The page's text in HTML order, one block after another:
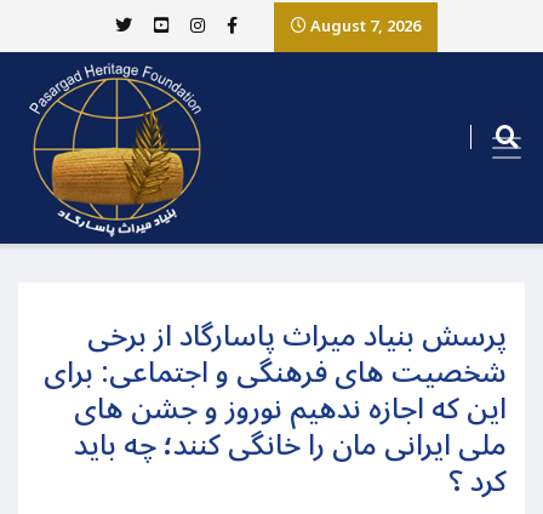
August 7, 2026
پرسش بنیاد میراث پاسارگاد از برخی
شخصیت های فرهنگی و اجتماعی: برای
این که اجازه ندهیم نوروز و جشن های
ملی ایرانی مان را خانگی کنند؛ چه باید
کرد ؟